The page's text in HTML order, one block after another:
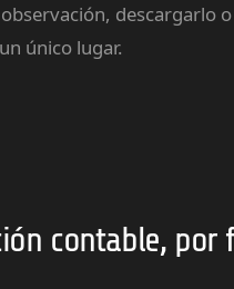
descargarlo
único lugar.
contable, por